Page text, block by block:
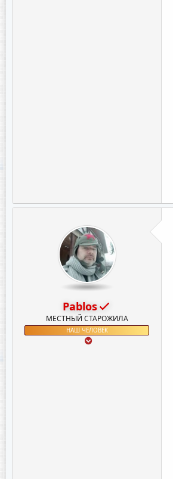
Pablos
МЕСТНЫЙ СТАРОЖИЛА
НАШ ЧЕЛОВЕК